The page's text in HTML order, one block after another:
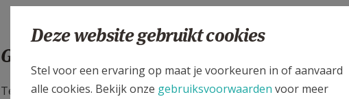
Gelezen weekdagvieringen gaan door
Te Ardooie op donderdag om 18u00
Deze website gebruikt cookies
Stel voor een ervaring op maat je voorkeuren in of aanvaard
alle cookies. Bekijk onze gebruiksvoorwaarden voor meer